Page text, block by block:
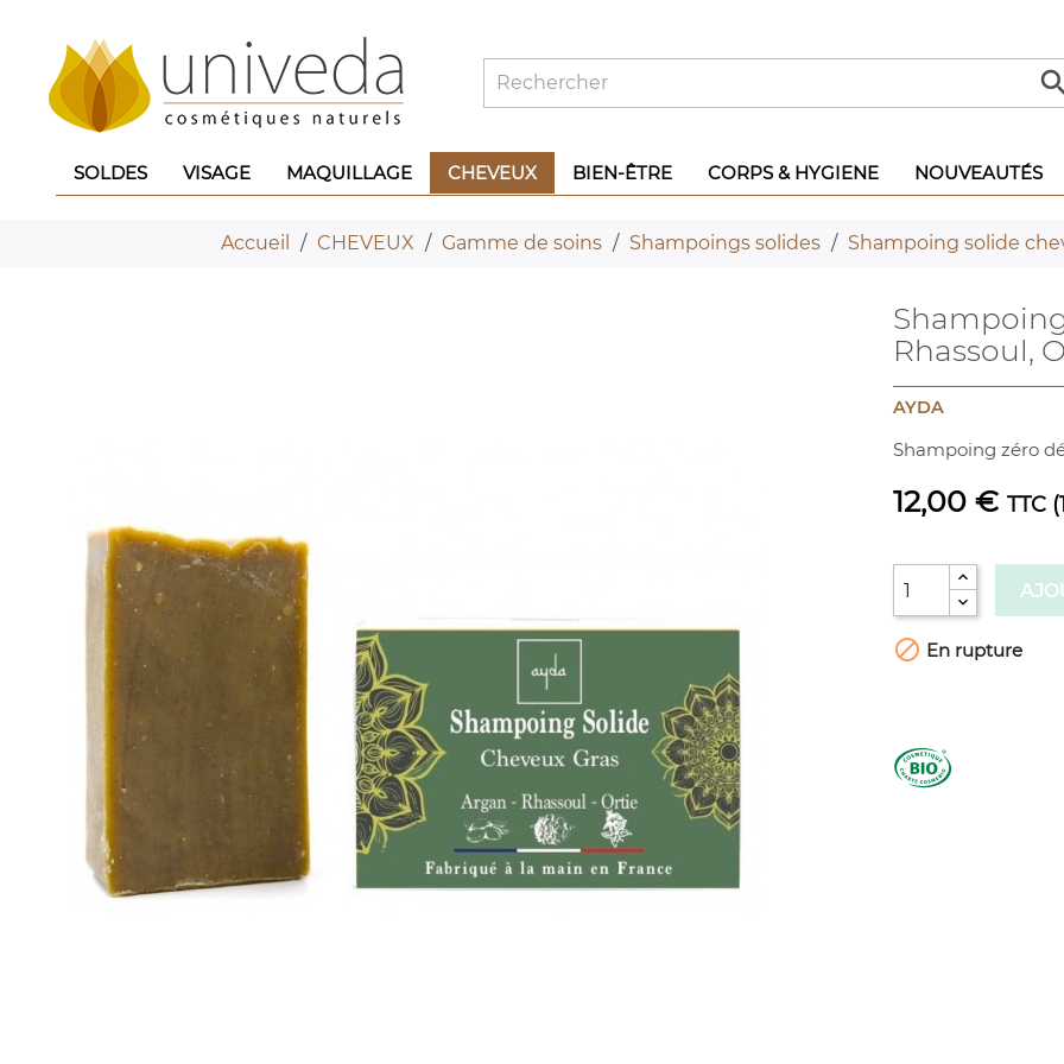
SOLDES VISAGE MAQUILLAGE CHEVEUX BIEN-ÊTRE CORPS & HYGIENE NOUVEAUTÉS
Accueil CHEVEUX Gamme de soins Shampoings solides Shampoing solide
Rhassoul,
AYDA
Shampoing zéro
12,00 € TTC
 En rupture